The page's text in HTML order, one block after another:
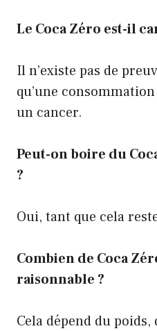
Le Coca Zéro est-il
Il n’existe pas de
qu’une
un cancer.
Peut-on boire du
?
Oui, tant que cela
Combien de Coca
raisonnable ?
Cela dépend du